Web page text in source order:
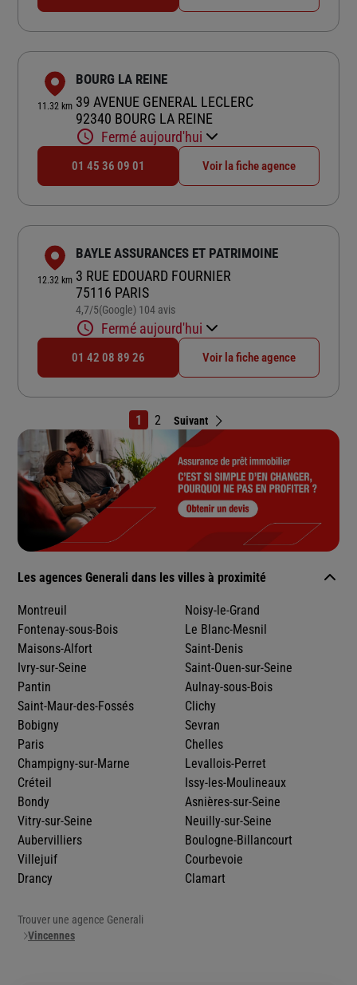
11.32 km
BOURG LA REINE
39 AVENUE GENERAL LECLERC
92340 BOURG LA REINE
Fermé aujourd'hui
01 45 36 09 01 Voir la fiche agence
12.32 km
BAYLE ASSURANCES ET PATRIMOINE
3 RUE EDOUARD FOURNIER
75116 PARIS
4,7/5Note de 4.7 sur 5
(Google) 104 avis
Fermé aujourd'hui
01 42 08 89 26 Voir la fiche agence
1 2 Suivant
Les agences Generali dans les villes à proximité
Montreuil
Fontenay-sous-Bois
Maisons-Alfort
Ivry-sur-Seine
Pantin
Saint-Maur-des-Fossés
Bobigny
Paris
Champigny-sur-Marne
Créteil
Bondy
Vitry-sur-Seine
Aubervilliers
Villejuif
Drancy
Noisy-le-Grand
Le Blanc-Mesnil
Saint-Denis
Saint-Ouen-sur-Seine
Aulnay-sous-Bois
Clichy
Sevran
Chelles
Levallois-Perret
Issy-les-Moulineaux
Asnières-sur-Seine
Neuilly-sur-Seine
Boulogne-Billancourt
Courbevoie
Clamart
Trouver une agence Generali
Vincennes